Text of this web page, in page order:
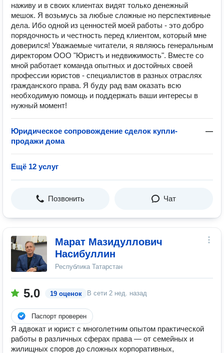
наживу и в своих клиентах видят только денежный
мешок. Я возьмусь за любые сложные но перспективные
дела. Ибо одной из ценностей моей работы - это добро
порядочность и честность перед клиентом, который мне
доверился! Уважаемые читатели, я являюсь генеральным
директором ООО "Юристъ и недвижимость". Вместе со
мной работает команда опытных и достойных своей
профессии юристов - специалистов в разных отраслях
гражданского права. Я буду рад вам оказать всю
необходимую помощь и поддержать ваши интересы в
нужный момент!
Юридическое сопровождение сделок купли-
продажи дома
—
Ещё 12 услуг
Позвонить Чат
Марат Мазидуллович
Насибуллин
Республика Татарстан
5.0 19 оценок В сети 2 нед. назад
Паспорт проверен
Я адвокат и юрист с многолетним опытом практической
работы в различных сферах права — от семейных и
жилищных споров до сложных корпоративных,